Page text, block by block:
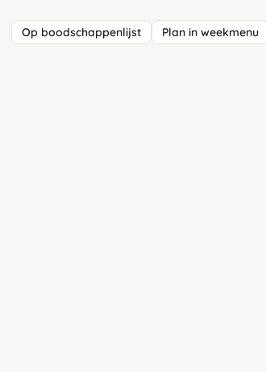
Op boodschappenlijst Plan in weekmenu